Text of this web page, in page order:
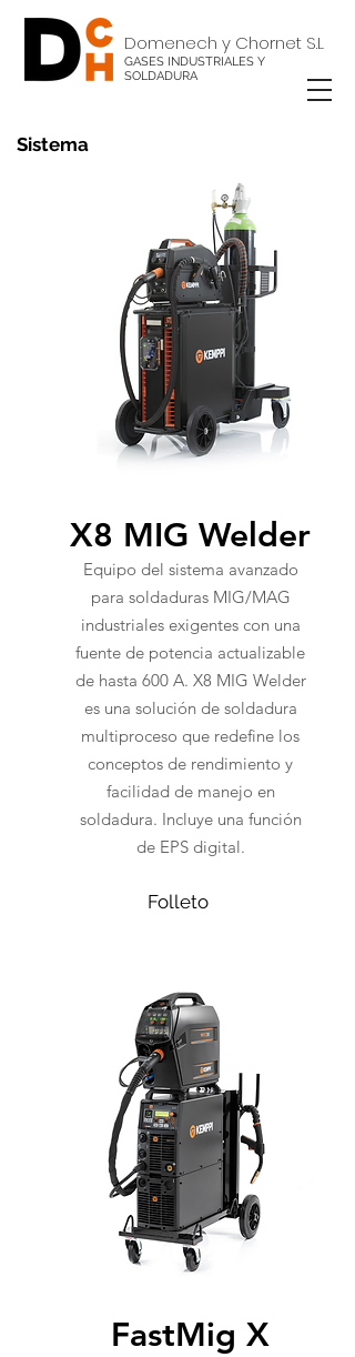
GASES INDUSTRIALES Y
SOLDADURA
Domenech y Chornet S.L
Sistema
X8 MIG Welder
Equipo del sistema avanzado
para soldaduras MIG/MAG
industriales exigentes con una
fuente de potencia actualizable
de hasta 600 A. X8 MIG Welder
es una solución de soldadura
multiproceso que redefine los
conceptos de rendimiento y
facilidad de manejo en
soldadura. Incluye una función
de EPS digital.
Folleto
FastMig X